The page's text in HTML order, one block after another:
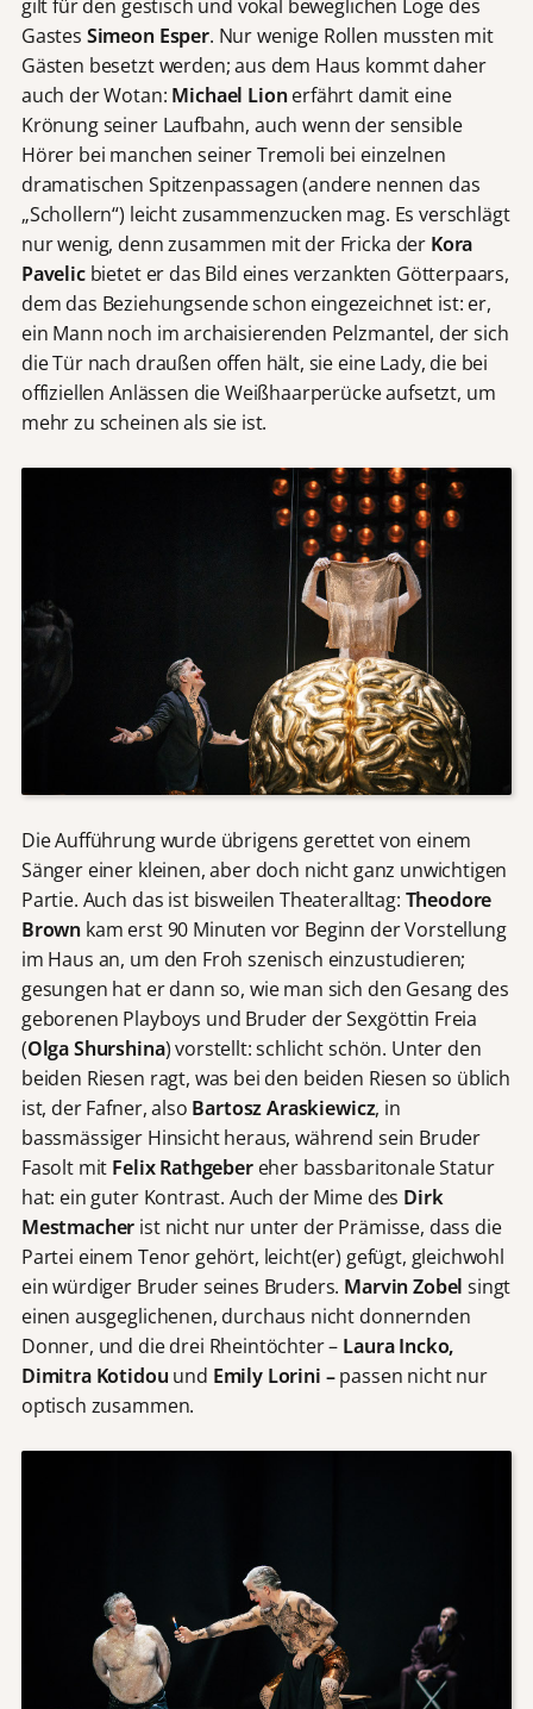
gilt für den gestisch und vokal beweglichen Loge des
Gastes Simeon Esper. Nur wenige Rollen mussten mit
Gästen besetzt werden; aus dem Haus kommt daher
auch der Wotan: Michael Lionerfährt damit eine
Krönung seiner Laufbahn, auch wenn der sensible
Hörer bei manchen seiner Tremoli bei einzelnen
dramatischen Spitzenpassagen (andere nennen das
„Schollern“) leicht zusammenzucken mag. Es verschlägt
nur wenig, denn zusammen mit der Fricka der Kora
Pavelicbietet er das Bild eines verzankten Götterpaars,
dem das Beziehungsende schon eingezeichnet ist: er,
ein Mann noch im archaisierenden Pelzmantel, der sich
die Tür nach draußen offen hält, sie eine Lady, die bei
offiziellen Anlässen die Weißhaarperücke aufsetzt, um
mehr zu scheinen als sie ist.
Die Aufführung wurde übrigens gerettet von einem
Sänger einer kleinen, aber doch nicht ganz unwichtigen
Partie. Auch das ist bisweilen Theateralltag: Theodore
Brown kam erst 90 Minuten vor Beginn der Vorstellung
im Haus an, um den Froh szenisch einzustudieren;
gesungen hat er dann so, wie man sich den Gesang des
geborenen Playboys und Bruder der Sexgöttin Freia
(Olga Shurshina) vorstellt: schlicht schön. Unter den
beiden Riesen ragt, was bei den beiden Riesen so üblich
ist, der Fafner, also Bartosz Araskiewicz, in
bassmässiger Hinsicht heraus, während sein Bruder
Fasolt mit Felix Rathgebereher bassbaritonale Statur
hat: ein guter Kontrast. Auch der Mime des Dirk
Mestmacher ist nicht nur unter der Prämisse, dass die
Partei einem Tenor gehört, leicht(er) gefügt, gleichwohl
ein würdiger Bruder seines Bruders. Marvin Zobel singt
einen ausgeglichenen, durchaus nicht donnernden
Donner, und die drei Rheintöchter – Laura Incko,
Dimitra Kotidou und Emily Lorini –passen nicht nur
optisch zusammen.